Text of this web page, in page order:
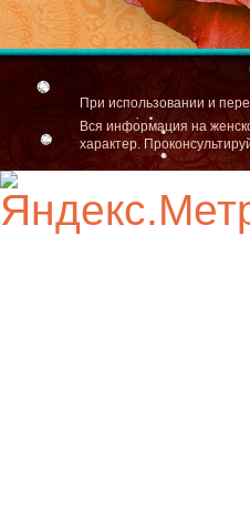
При использовании и
Вся информация на
характер.